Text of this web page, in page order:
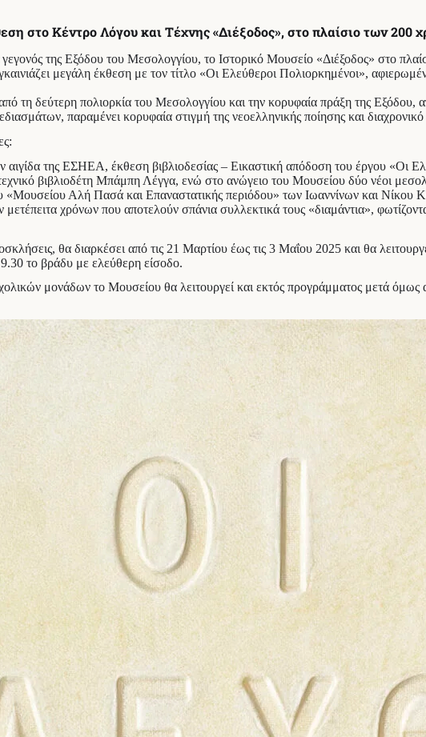
στο Κέντρο Λόγου και Τέχνης «Διέξοδος», στο πλαίσιο των
της Εξόδου του Μεσολογγίου, το Ιστορικό Μουσείο «Διέξοδος» στο
μεγάλη έκθεση με τον τίτλο «Οι Ελεύθεροι Πολιορκημένοι»,
τη δεύτερη πολιορκία του Μεσολογγίου και την κορυφαία πράξη της Εξόδου,
παραμένει κορυφαία στιγμή της νεοελληνικής ποίησης και
της ΕΣΗΕΑ, έκθεση βιβλιοδεσίας – Εικαστική απόδοση του έργου «Οι
βιβλιοδέτη Μπάμπη Λέγγα, ενώ στο ανώγειο του Μουσείου δύο νέοι
Αλή Πασά και Επαναστατικής περιόδου» των Ιωαννίνων και Νίκου
χρόνων που αποτελούν σπάνια συλλεκτικά τους «διαμάντια»,
θα διαρκέσει από τις 21 Μαρτίου έως τις 3 Μαΐου 2025 και θα
το βράδυ με ελεύθερη είσοδο.
μονάδων το Μουσείου θα λειτουργεί και εκτός προγράμματος μετά